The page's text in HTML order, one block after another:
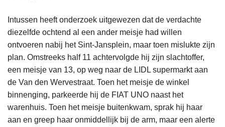
Intussen heeft onderzoek uitgewezen dat de verdachte
diezelfde ochtend al een ander meisje had willen
ontvoeren nabij het Sint-Jansplein, maar toen mislukte zijn
plan. Omstreeks half 11 achtervolgde hij zijn slachtoffer,
een meisje van 13, op weg naar de LIDL supermarkt aan
de Van den Wervestraat. Toen het meisje de winkel
binnenging, parkeerde hij de FIAT UNO naast het
warenhuis. Toen het meisje buitenkwam, sprak hij haar
aan en greep haar onmiddellijk bij de arm, maar een alerte